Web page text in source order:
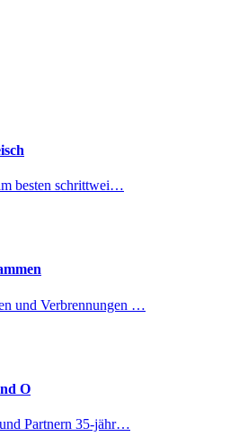
besten schrittwei…
und Verbrennungen …
O
Partnern 35-jähr…